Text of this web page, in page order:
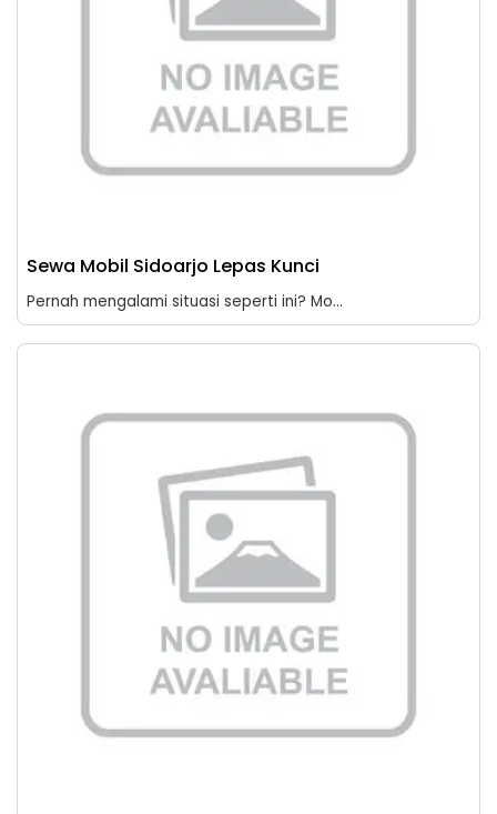
Sewa Mobil Sidoarjo Lepas Kunci
Pernah mengalami situasi seperti ini? Mo...